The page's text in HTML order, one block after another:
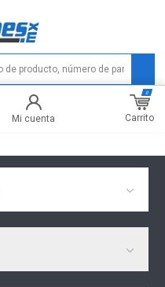
Mi cuenta Carrito
0